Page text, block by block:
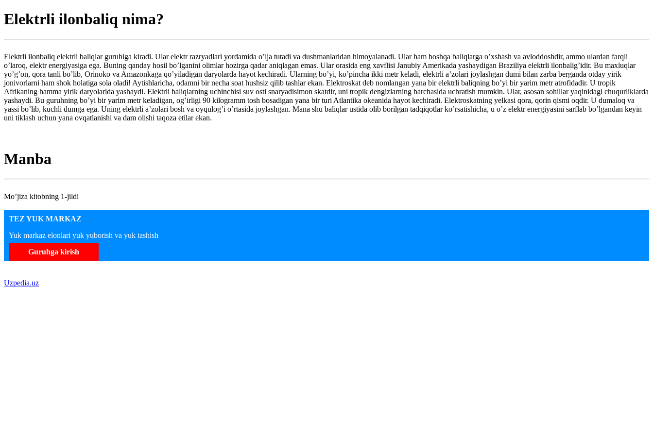
Elektrli ilonbaliq nima?
Elektrli ilonbaliq elektrli baliqlar guruhiga kiradi. Ular elektr razryadlari yordamida o’lja tutadi va dushmanlaridan himoyalanadi. Ular ham boshqa baliqlarga o’xshash va avloddoshdir, ammo ulardan farqli
o’laroq, elektr energiyasiga ega. Buning qanday hosil bo’lganini olimlar hozirga qadar aniqlagan emas. Ular orasida eng xavflisi Janubiy Amerikada yashaydigan Braziliya elektrli ilonbalig’idir. Bu maxluqlar
yo’g’on, qora tanli bo’lib, Orinoko va Amazonkaga qo’yiladigan daryolarda hayot kechiradi. Ularning bo’yi, ko’pincha ikki metr keladi, elektrli a’zolari joylashgan dumi bilan zarba berganda otday yirik
jonivorlarni ham shok holatiga sola oladi! Aytishlaricha, odamni bir necha soat hushsiz qilib tashlar ekan. Elektroskat deb nomlangan yana bir elektrli baliqning bo’yi bir yarim metr atrofidadir. U tropik
Afrikaning hamma yirik daryolarida yashaydi. Elektrli baliqlarning uchinchisi suv osti snaryadisimon skatdir, uni tropik dengizlarning barchasida uchratish mumkin. Ular, asosan sohillar yaqinidagi chuqurliklarda
yashaydi. Bu guruhning bo’yi bir yarim metr keladigan, og’irligi 90 kilogramm tosh bosadigan yana bir turi Atlantika okeanida hayot kechiradi. Elektroskatning yelkasi qora, qorin qismi oqdir. U dumaloq va
yassi bo’lib, kuchli dumga ega. Uning elektrli a’zolari bosh va oyqulog’i o’rtasida joylashgan. Mana shu baliqlar ustida olib borilgan tadqiqotlar ko’rsatishicha, u o’z elektr energiyasini sarflab bo’lgandan keyin
uni tiklash uchun yana ovqatlanishi va dam olishi taqoza etilar ekan.
Manba
Mo’jiza kitobning 1-jildi
TEZ YUK MARKAZ
Yuk markaz elonlari yuk yuborish va yuk tashish
Guruhga kirish
Uzpedia.uz